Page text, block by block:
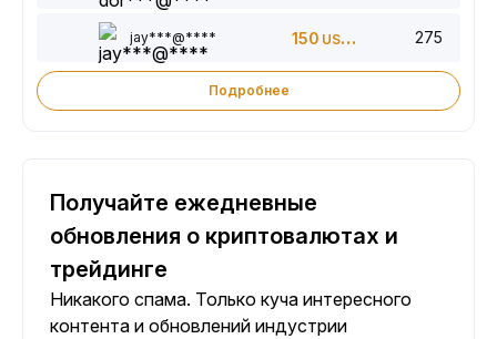
jay***@**** 150 USDT 275
Подробнее
Получайте ежедневные
обновления о криптовалютах и
трейдинге
Никакого спама. Только куча интересного
контента и обновлений индустрии